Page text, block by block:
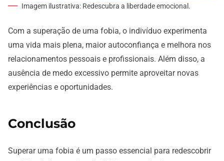
Imagem ilustrativa: Redescubra a liberdade emocional.
Com a superação de uma fobia, o indivíduo experimenta
uma vida mais plena, maior autoconfiança e melhora nos
relacionamentos pessoais e profissionais. Além disso, a
ausência de medo excessivo permite aproveitar novas
experiências e oportunidades.
Conclusão
Superar uma fobia é um passo essencial para redescobrir